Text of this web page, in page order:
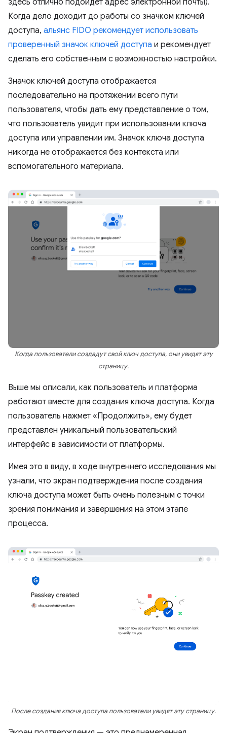
здесь отлично подойдет адрес электронной почты).
Когда дело доходит до работы со значком ключей
доступа, альянс FIDO рекомендует использовать
проверенный значок ключей доступа и рекомендует
сделать его собственным с возможностью настройки.
Значок ключей доступа отображается
последовательно на протяжении всего пути
пользователя, чтобы дать ему представление о том,
что пользователь увидит при использовании ключа
доступа или управлении им. Значок ключа доступа
никогда не отображается без контекста или
вспомогательного материала.
Когда пользователи создадут свой ключ доступа, они увидят эту
страницу.
Выше мы описали, как пользователь и платформа
работают вместе для создания ключа доступа. Когда
пользователь нажмет «Продолжить», ему будет
представлен уникальный пользовательский
интерфейс в зависимости от платформы.
Имея это в виду, в ходе внутреннего исследования мы
узнали, что экран подтверждения после создания
ключа доступа может быть очень полезным с точки
зрения понимания и завершения на этом этапе
процесса.
После создания ключа доступа пользователи увидят эту страницу.